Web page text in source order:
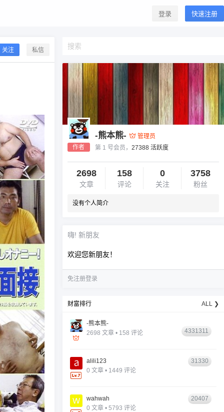
登录 快速注册
关注 私信
作者
-熊本熊-
管理员
第 1 号会员， 27388 活跃度
2698
文章
158
评论
0
关注
3758
粉丝
没有个人简介
嗨! 新朋友
欢迎您新朋友！
免注册登录
财富排行 ALL ❯
-熊本熊-
2698 文章 • 158 评论
4331311
alili123
0 文章 • 1449 评论
31330
wahwah
0 文章 • 5793 评论
20407